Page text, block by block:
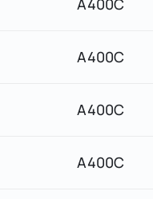
А400С
А400С
А400С
А400С